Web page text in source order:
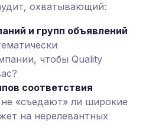
охватывающий:
и групп объявлений
чтобы Quality
соответствия
«съедают» ли широкие
на нерелевантных